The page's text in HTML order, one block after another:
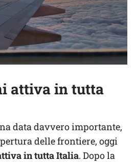
attiva in tutta
data davvero importante,
delle frontiere, oggi
in tutta Italia. Dopo la